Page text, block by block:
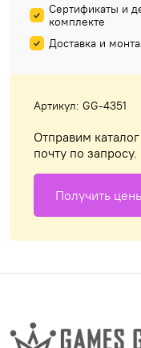
Сертификаты и
комплекте
Доставка и
Артикул: GG-4351
Отправим
почту по запросу.
Получить